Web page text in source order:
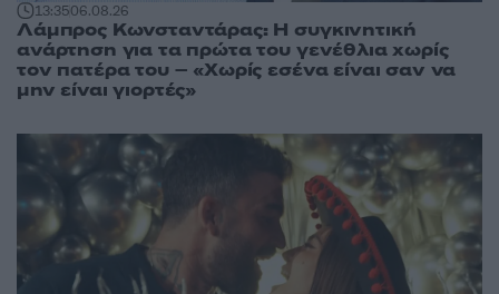
13:3506.08.26
Λάμπρος Κωνσταντάρας: Η συγκινητική
ανάρτηση για τα πρώτα του γενέθλια χωρίς
τον πατέρα του – «Χωρίς εσένα είναι σαν να
μην είναι γιορτές»